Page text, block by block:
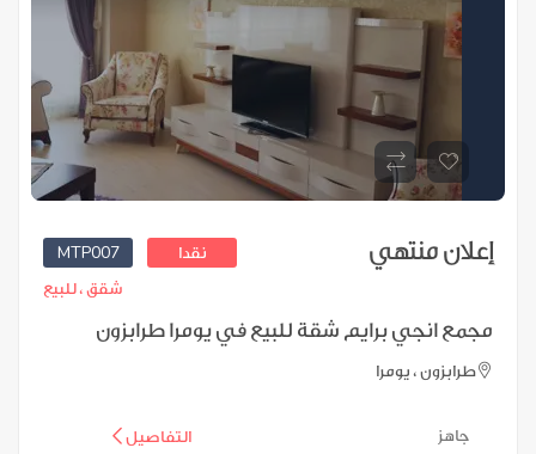
MTP007 نقدا إعلان منتهي
شقق ،للبيع
مجمع انجي برايم شقة للبيع في يومرا طرابزون
طرابزون ، يومرا
التفاصيل